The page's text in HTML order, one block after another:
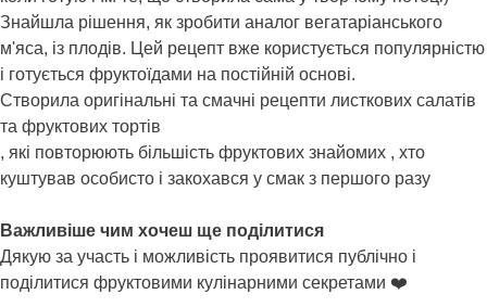
Знайшла рішення, як зробити аналог вегатаріанського
м'яса, із плодів. Цей рецепт вже користується популярністю
і готується фруктоїдами на постійній основі.
Створила оригінальні та смачні рецепти листкових салатів
та фруктових тортів
, які повторюють більшість фруктових знайомих , хто
куштував особисто і закохався у смак з першого разу
Важливіше чим хочеш ще поділитися
Дякую за участь і можливість проявитися публічно і
поділитися фруктовими кулінарними секретами ❤️